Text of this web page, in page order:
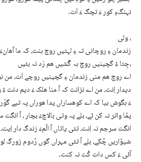
نہنگءِ کور ءَ تچگ ءَ اَت۔
ولی ،
زندمان ءِ روچانی تہ ءِ لہتیں روچ بنت، کہ ما
جِتا ءُ گچینیں روچ بہ گُشیں ھم رَد نہ بئیں،
اے روچ ھم منی زندمان ءِ گچینیں روچے اَت، من
دیدار اِنت، من اے نزانت کہ آ منا ھلک ءَ دیم دنت ءُ
ءَ بگوش بیا کہ اے کوھساراں پدا ھوراں پہ تبے
پمّا واتر نہ کن ئے، بلے پہ وتی بالاچءَ بچار ، آ
انگت سرجم نہ اِنت، تئی یاتاں آ الّمءَ زندگ دار
شیوّاریں چُکے، بلے آ تئی مہراں گوں رُدوم زورگ
آئی ءَ کس دات کُت نہ کنت۔